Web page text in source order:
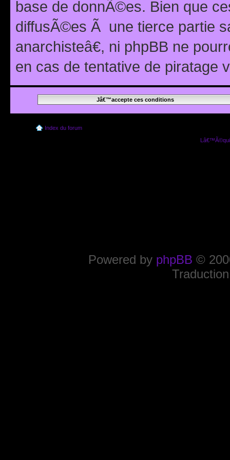
base de donnÃ©es. Bien que
diffusÃ©es Ã une tierce partie
anarchisteâ€, ni phpBB ne
en cas de tentative de piratage
Index du forum
Powered by phpBB ©